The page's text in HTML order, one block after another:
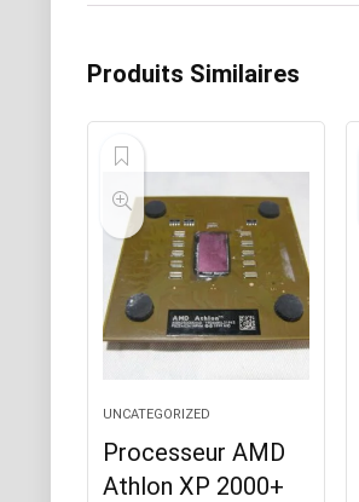
Produits Similaires
UNCATEGORIZED
Processeur AMD
Athlon XP 2000+